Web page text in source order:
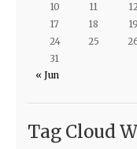
10
11
17
18 19
24
25
31
« Jun
Tag Cloud